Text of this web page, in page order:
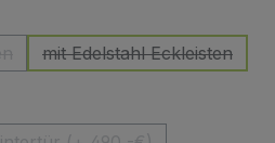
ist zurzeit nicht verfügbar.)
mit Edelstahl Eckleisten
(Diese Option ist